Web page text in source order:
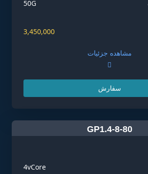
50G
3,450,000
مشاهده جزئیات
سفارش
GP1.4-8-80
4vCore